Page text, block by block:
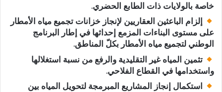
خاصة بالولايات ذات الطابع الحضري.
إلزام الباعثين العقاريين لإنجاز خزانات تجميع مياه الأمطار
على مستوى البناءات المزمع إحداثها في إطار البرنامج
الوطني لتجميع مياه الأمطار بكلّ المناطق.
تثمين المياه غير التقليدية والرفع من نسبة استغلالها
واستخدامها في القطاع الفلاحي.
استكمال إنجاز المشاريع المبرمجة لتحويل المياه بين